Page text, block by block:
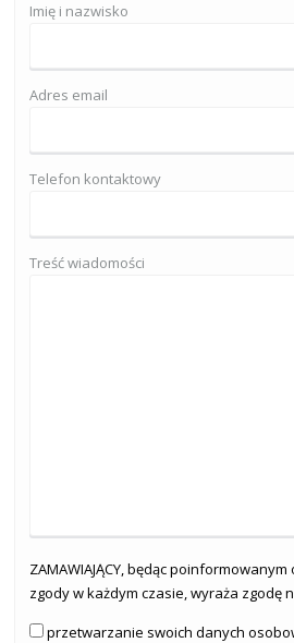
Imię i nazwisko
Adres email
Telefon kontaktowy
Treść wiadomości
ZAMAWIAJĄCY, będąc
zgody w każdym czasie, wyraża zgodę
przetwarzanie swoich danych